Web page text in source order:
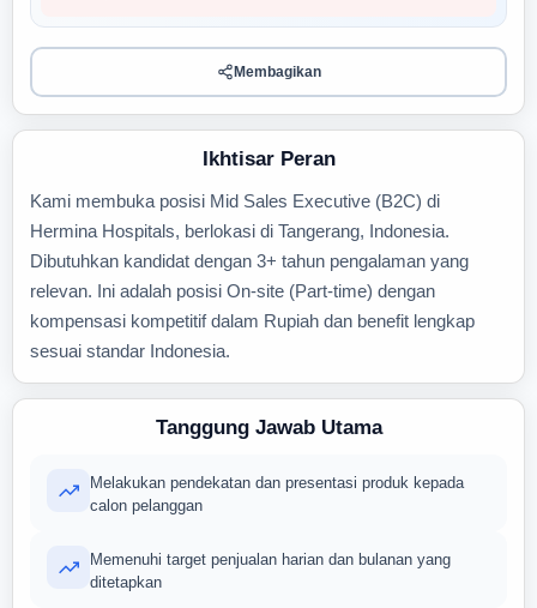
Membagikan
Ikhtisar Peran
Kami membuka posisi Mid Sales Executive (B2C) di
Hermina Hospitals, berlokasi di Tangerang, Indonesia.
Dibutuhkan kandidat dengan 3+ tahun pengalaman yang
relevan. Ini adalah posisi On-site (Part-time) dengan
kompensasi kompetitif dalam Rupiah dan benefit lengkap
sesuai standar Indonesia.
Tanggung Jawab Utama
Melakukan pendekatan dan presentasi produk kepada
calon pelanggan
Memenuhi target penjualan harian dan bulanan yang
ditetapkan